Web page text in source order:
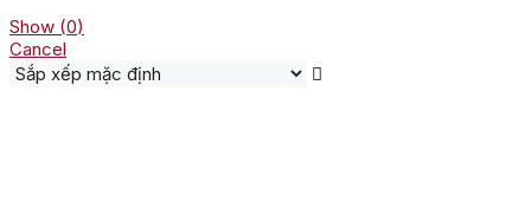
Show (0)
Cancel